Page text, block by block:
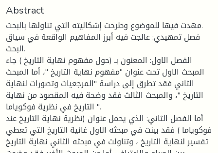
Abstract
مهدت فيها للموضوع وطرحت إشكاليته التي تناولها بالبحث.
فصل تمهيدي: عالجت فيه أبرز المفاهيم الواقعة في سياق
البحث.
الفصل الاول: المعنون بـ (حول مفهوم نهاية التاريخ ) جاء
المبحث الاول تحت عنوان "مفهوم نهاية التاريخ "، أما المبحث
الثاني فقد تطرق إلى دراسة "المرجعيات وتصورات لنهاية
التاريخ "، والمبحث الثالث فقد وضحة فيه المقصود من نهاية
التاريخ في نظرية فوكوياما ".
أما الفصل الثاني: الذي يحمل عنوان (نظرية نهاية التاريخ عند
فوكوياما ) فقد بينت في مبحثه الاول غائية التاريخ التي تعطي
تفسير لنهاية التاريخ ، وتناولت في مبحثه الثاني نهاية التاريخ